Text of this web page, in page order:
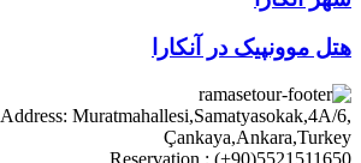
هتل موونپیک در آنکارا
Address: Muratmahallesi,Samatyasokak,4A/6,
Çankaya,Ankara,Turkey
Reservation : (+90)5521511650